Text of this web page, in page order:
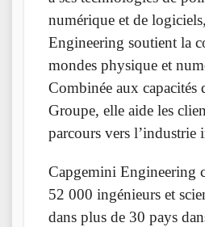
numérique et de
Engineering soutient la
mondes physique et
Combinée aux capacités
Groupe, elle aide les
parcours vers l’industrie
Capgemini Engineering
52 000 ingénieurs et
dans plus de 30 pays